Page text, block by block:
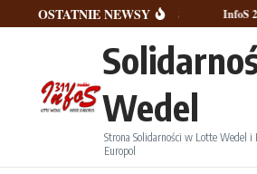
Przejdź do treści
OSTATNIE NEWSY
InfoS 2026/02 InfoS
Wedel
Strona Solidarności w Lotte Wedel i
Europol